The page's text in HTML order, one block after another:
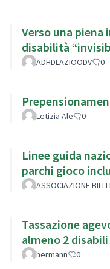
Verso una piena
disabilità
ADHDLAZIOODV 0
Letizia Ale 0
Linee guida
parchi gioco
ASSOCIAZIONE BILLI
Tassazione
almeno 2
hermann 0